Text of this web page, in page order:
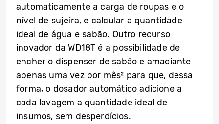
automaticamente a carga de roupas e o
nível de sujeira, e calcular a quantidade
ideal de água e sabão. Outro recurso
inovador da WD18T é a possibilidade de
encher o dispenser de sabão e amaciante
apenas uma vez por mês² para que, dessa
forma, o dosador automático adicione a
cada lavagem a quantidade ideal de
insumos, sem desperdícios.